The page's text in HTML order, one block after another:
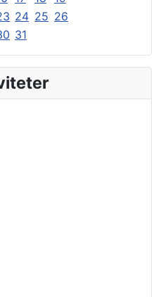
24 25 26
31